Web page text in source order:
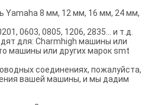
Yamaha 8 мм, 12 мм, 16 мм, 24 мм,
0603, 0805, 1206, 2835... и т.д.
для: Charmhigh машины или
машины или других марок smt
соединениях, пожалуйста,
вашей машины, и мы дадим